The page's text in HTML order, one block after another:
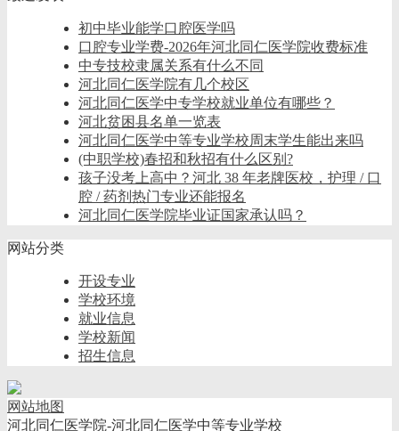
初中毕业能学口腔医学吗
口腔专业学费-2026年河北同仁医学院收费标准
中专技校隶属关系有什么不同
河北同仁医学院有几个校区
河北同仁医学中专学校就业单位有哪些？
河北贫困县名单一览表
河北同仁医学中等专业学校周末学生能出来吗
(中职学校)春招和秋招有什么区别?
孩子没考上高中？河北 38 年老牌医校，护理 / 口
腔 / 药剂热门专业还能报名
河北同仁医学院毕业证国家承认吗？
网站分类
开设专业
学校环境
就业信息
学校新闻
招生信息
网站地图
河北同仁医学院-河北同仁医学中等专业学校